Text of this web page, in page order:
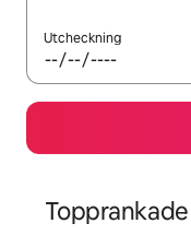
Utcheckning